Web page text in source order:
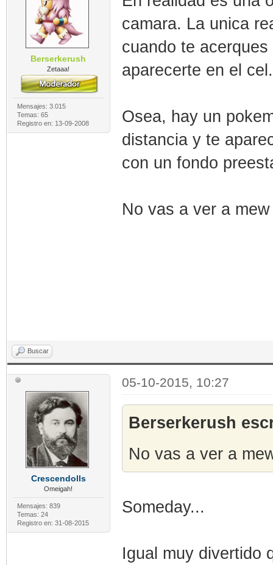
Berserkerush
Zetaaa!
Mensajes: 3.015
Temas: 65
Registro en: 13-09-2008
camara. La unica
cuando te
aparecerte en el
Osea, hay un
distancia y te
con un fondo
No vas a ver a
Buscar
Crescendolls
Omeigah!
Mensajes: 839
Temas: 24
Registro en: 31-08-2015
05-10-2015, 10:27
Berserkerush
No vas a ver a
Someday...
Igual muy divertido